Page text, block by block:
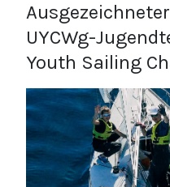
UYCWg-
Youth Sailing